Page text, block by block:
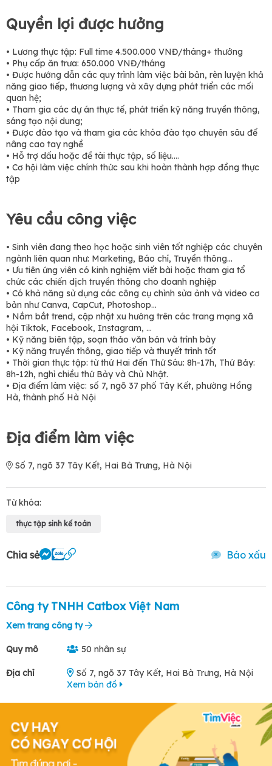
Quyền lợi được hưởng
• Lương thực tập: Full time 4.500.000 VNĐ/tháng+ thưởng
• Phụ cấp ăn trưa: 650.000 VNĐ/tháng
• Được hướng dẫn các quy trình làm việc bài bản, rèn luyện khả
năng giao tiếp, thương lượng và xây dựng phát triển các mối
quan hệ;
• Tham gia các dự án thực tế, phát triển kỹ năng truyền thông,
sáng tạo nội dung;
• Được đào tạo và tham gia các khóa đào tạo chuyên sâu để
nâng cao tay nghề
• Hỗ trợ dấu hoặc đề tài thực tập, số liệu....
• Cơ hội làm việc chính thức sau khi hoàn thành hợp đồng thực
tập
Yêu cầu công việc
• Sinh viên đang theo học hoặc sinh viên tốt nghiệp các chuyên
ngành liên quan như: Marketing, Báo chí, Truyền thông...
• Ưu tiên ứng viên có kinh nghiệm viết bài hoặc tham gia tổ
chức các chiến dịch truyền thông cho doanh nghiệp
• Có khả năng sử dụng các công cụ chỉnh sửa ảnh và video cơ
bản như Canva, CapCut, Photoshop…
• Nắm bắt trend, cập nhật xu hướng trên các trang mạng xã
hội Tiktok, Facebook, Instagram, ...
• Kỹ năng biên tập, soạn thảo văn bản và trình bày
• Kỹ năng truyền thông, giao tiếp và thuyết trình tốt
• Thời gian thực tập: từ thứ Hai đến Thứ Sáu: 8h-17h, Thứ Bảy:
8h-12h, nghỉ chiều thứ Bảy và Chủ Nhật.
• Địa điểm làm việc: số 7, ngõ 37 phố Tây Kết, phường Hồng
Hà, thành phố Hà Nội
Địa điểm làm việc
Số 7, ngõ 37 Tây Kết, Hai Bà Trưng, Hà Nội
Từ khóa:
thực tập sinh kế toán
Chia sẻ Báo xấu
Công ty TNHH Catbox Việt Nam
Xem trang công ty
Quy mô 50 nhân sự
Địa chỉ
Số 7, ngõ 37 Tây Kết, Hai Bà Trưng, Hà Nội
Xem bản đồ